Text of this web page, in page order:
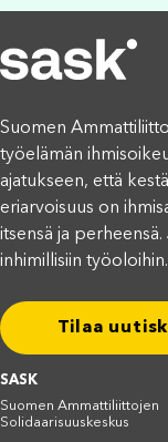
Suomen
työelämän
ajatukseen, että
eriarvoisuus on
itsensä ja
inhimillisiin työoloihin.
Tilaa
SASK
Suomen Ammattiliittojen
Solidaarisuuskeskus